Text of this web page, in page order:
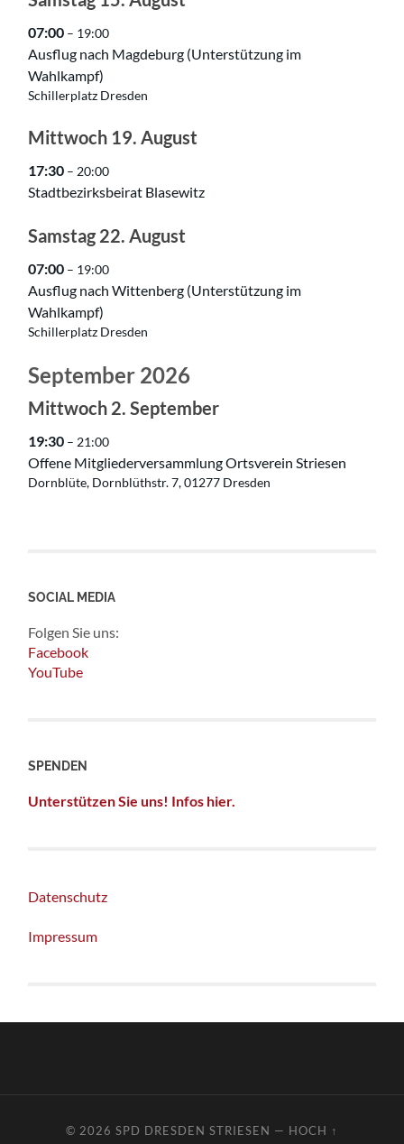
07:00 – 19:00
Ausflug nach Magdeburg (Unterstützung im
Wahlkampf)
Schillerplatz Dresden
Mittwoch 19. August
17:30 – 20:00
Stadtbezirksbeirat Blasewitz
Samstag22. August
07:00 – 19:00
Ausflug nach Wittenberg (Unterstützung im
Wahlkampf)
Schillerplatz Dresden
September 2026
Mittwoch 2. September
19:30 – 21:00
Offene Mitgliederversammlung Ortsverein Striesen
Dornblüte, Dornblüthstr. 7, 01277 Dresden
SOCIAL MEDIA
Folgen Sie uns:
Facebook
YouTube
SPENDEN
Unterstützen Sie uns! Infos hier.
Datenschutz
Impressum
© 2026 SPD DRESDEN STRIESEN — HOCH ↑